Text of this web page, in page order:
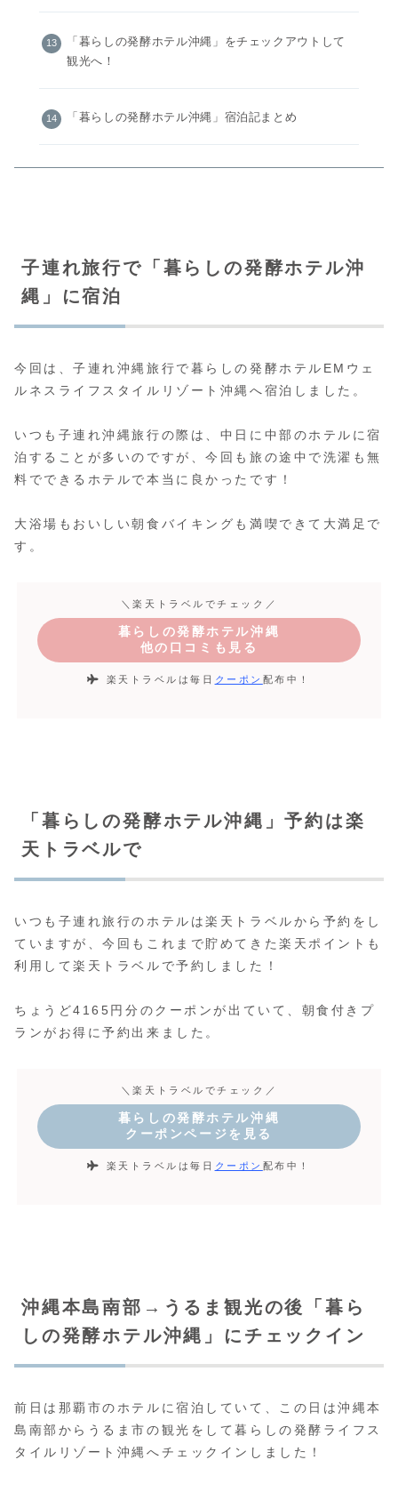
「暮らしの発酵ホテル沖縄」をチェックアウトして
観光へ！
「暮らしの発酵ホテル沖縄」宿泊記まとめ
子連れ旅行で「暮らしの発酵ホテル沖
縄」に宿泊
今回は、子連れ沖縄旅行で暮らしの発酵ホテルEMウェ
ルネスライフスタイルリゾート沖縄へ宿泊しました。
いつも子連れ沖縄旅行の際は、中日に中部のホテルに宿
泊することが多いのですが、今回も旅の途中で洗濯も無
料でできるホテルで本当に良かったです！
大浴場もおいしい朝食バイキングも満喫できて大満足で
す。
＼楽天トラベルでチェック／
暮らしの発酵ホテル沖縄
他の口コミも見る
楽天トラベルは毎日 クーポン 配布中！
「暮らしの発酵ホテル沖縄」予約は楽
天トラベルで
いつも子連れ旅行のホテルは楽天トラベルから予約をし
ていますが、今回もこれまで貯めてきた楽天ポイントも
利用して楽天トラベルで予約しました！
ちょうど4165円分のクーポンが出ていて、朝食付きプ
ランがお得に予約出来ました。
＼楽天トラベルでチェック／
暮らしの発酵ホテル沖縄
クーポンページを見る
楽天トラベルは毎日 クーポン 配布中！
沖縄本島南部→うるま観光の後「暮ら
しの発酵ホテル沖縄」にチェックイン
前日は那覇市のホテルに宿泊していて、この日は沖縄本
島南部からうるま市の観光をして暮らしの発酵ライフス
タイルリゾート沖縄へチェックインしました！